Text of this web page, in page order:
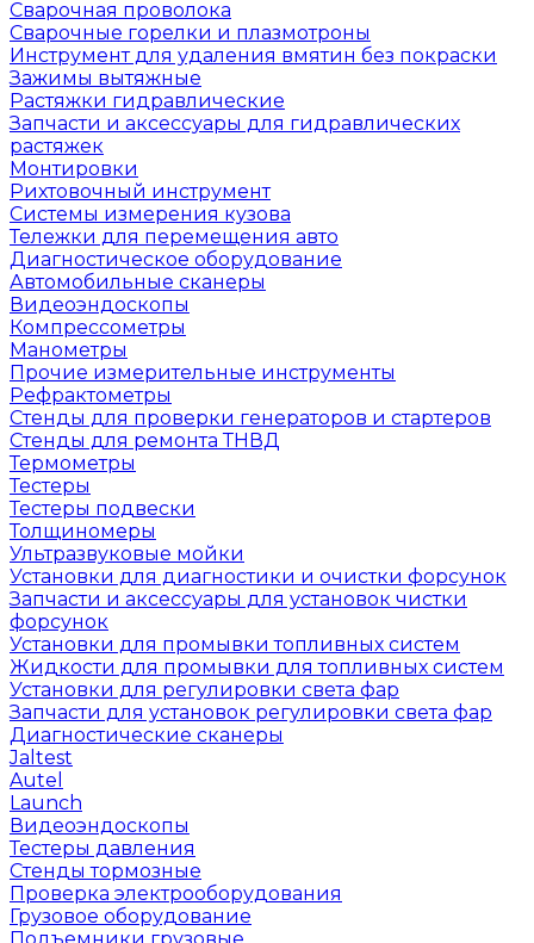
Сварочная проволока
Сварочные горелки и плазмотроны
Инструмент для удаления вмятин без покраски
Зажимы вытяжные
Растяжки гидравлические
Запчасти и аксессуары для гидравлических
растяжек
Монтировки
Рихтовочный инструмент
Системы измерения кузова
Тележки для перемещения авто
Диагностическое оборудование
Автомобильные сканеры
Видеоэндоскопы
Компрессометры
Манометры
Прочие измерительные инструменты
Рефрактометры
Стенды для проверки генераторов и стартеров
Стенды для ремонта ТНВД
Термометры
Тестеры
Тестеры подвески
Толщиномеры
Ультразвуковые мойки
Установки для диагностики и очистки форсунок
Запчасти и аксессуары для установок чистки
форсунок
Установки для промывки топливных систем
Жидкости для промывки для топливных систем
Установки для регулировки света фар
Запчасти для установок регулировки света фар
Диагностические сканеры
Jaltest
Autel
Launch
Видеоэндоскопы
Тестеры давления
Стенды тормозные
Проверка электрооборудования
Грузовое оборудование